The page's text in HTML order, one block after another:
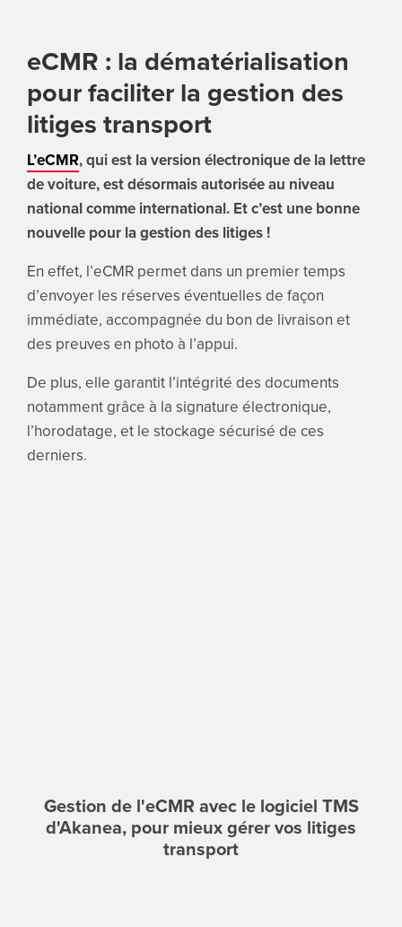
eCMR : la dématérialisation
pour faciliter la gestion des
litiges transport
L’eCMR, qui est la version électronique de la lettre
de voiture, est désormais autorisée au niveau
national comme international. Et c’est une bonne
nouvelle pour la gestion des litiges !
En effet, l’eCMR permet dans un premier temps
d’envoyer les réserves éventuelles de façon
immédiate, accompagnée du bon de livraison et
des preuves en photo à l’appui.
De plus, elle garantit l’intégrité des documents
notamment grâce à la signature électronique,
l’horodatage, et le stockage sécurisé de ces
derniers.
Gestion de l'eCMR avec le logiciel TMS
d'Akanea, pour mieux gérer vos litiges
transport